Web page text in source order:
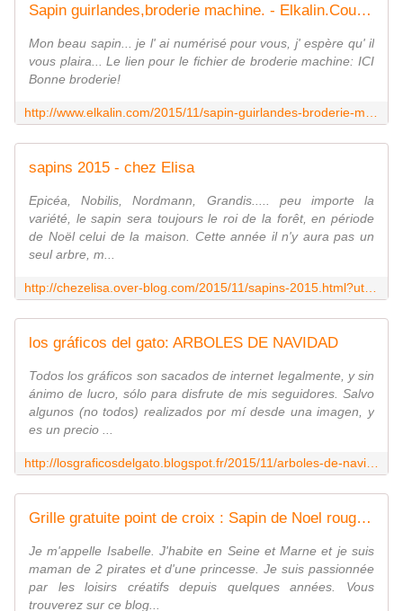
Sapin guirlandes,broderie machine. - Elkalin.Couture, fait main.
Mon beau sapin... je l' ai numérisé pour vous, j' espère qu' il
vous plaira... Le lien pour le fichier de broderie machine: ICI
Bonne broderie!
sapins 2015 - chez Elisa
Epicéa, Nobilis, Nordmann, Grandis..... peu importe la
variété, le sapin sera toujours le roi de la forêt, en période
de Noël celui de la maison. Cette année il n'y aura pas un
seul arbre, m...
los gráficos del gato: ARBOLES DE NAVIDAD
Todos los gráficos son sacados de internet legalmente, y sin
ánimo de lucro, sólo para disfrute de mis seguidores. Salvo
algunos (no todos) realizados por mí desde una imagen, y
es un precio ...
Grille gratuite point de croix : Sapin de Noel rouge 5 - Le blog de Isabelle
Je m'appelle Isabelle. J'habite en Seine et Marne et je suis
maman de 2 pirates et d'une princesse. Je suis passionnée
par les loisirs créatifs depuis quelques années. Vous
trouverez sur ce blog...